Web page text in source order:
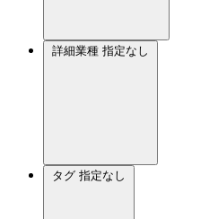
詳細業種 指定なし
タグ 指定なし